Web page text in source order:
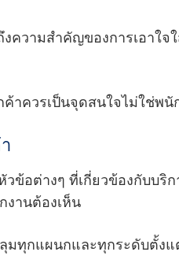
วามสําคัญของการเอาใจ
าควรเป็นจุดสนใจไม่ใช่พนั
ข้อต่างๆ ที่เกี่ยวข้องกับบริ
งานต้องเห็น
มทุกแผนกและทุกระดับตั้งแ